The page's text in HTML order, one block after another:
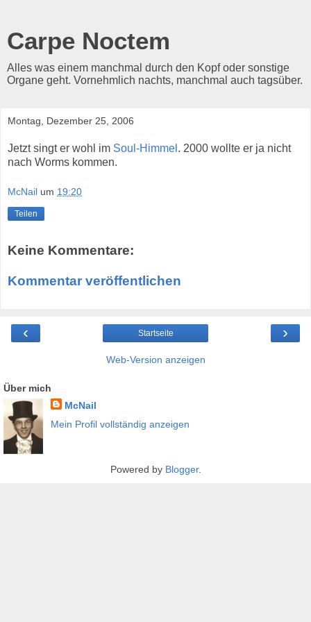
Carpe Noctem
Alles was einem manchmal durch den Kopf oder sonstige
Organe geht. Vornehmlich nachts, manchmal auch tagsüber.
Montag, Dezember 25, 2006
Jetzt singt er wohl im Soul-Himmel . 2000 wollte er ja nicht
nach Worms kommen.
McNail um 19:20
Teilen
Keine Kommentare:
Kommentar veröffentlichen
‹ ›
Startseite
Web-Version anzeigen
Über mich
McNail
Mein Profil vollständig anzeigen
Powered by Blogger.